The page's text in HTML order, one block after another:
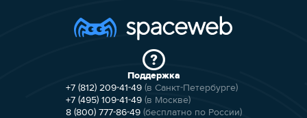
Поддержка
+7 (812) 209-41-49 (в Санкт-Петербурге)
+7 (495) 109-41-49 (в Москве)
8 (800) 777-86-49 (бесплатно по России)